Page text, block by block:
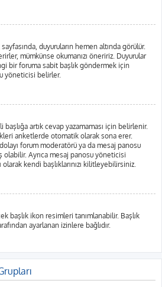
duyuruların hemen altında görülür.
mümkünse okumanızı öneririz. Duyurular
bir foruma sabit başlık göndermek için
yöneticisi belirler.
başlığa artık cevap yazamaması için belirlenir.
anketlerde otomatik olarak sona erer.
forum moderatörü ya da mesaj panosu
Ayrıca mesaj panosu yöneticisi
kendi başlıklarınızı kilitleyebilirsiniz.
başlık ikon resimleri tanımlanabilir. Başlık
ayarlanan izinlere bağlıdır.